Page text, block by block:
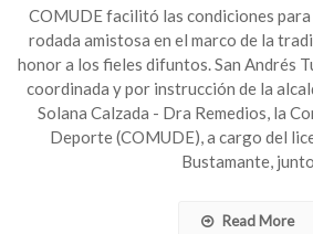
COMUDE facilitó las condiciones
rodada amistosa en el marco de la
honor a los fieles difuntos. San Andrés
coordinada y por instrucción de la
Solana Calzada - Dra Remedios, la
Deporte (COMUDE), a cargo del
Bustamante, junto
Read More